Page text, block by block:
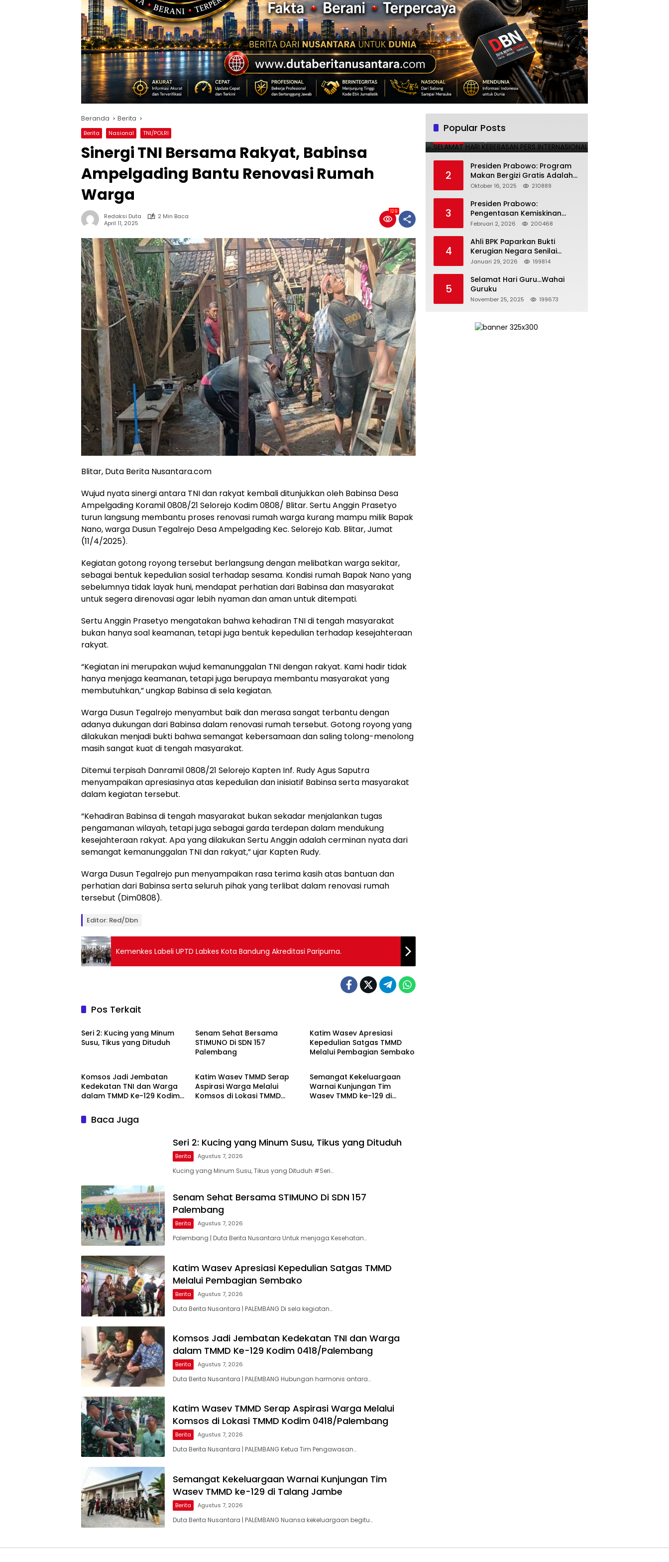
Beranda Berita
Berita Nasional TNI/POLRI
Sinergi TNI Bersama Rakyat, Babinsa
Ampelgading Bantu Renovasi Rumah
Warga
Redaksi Duta
2 Min Baca
April 11, 2025
129
Blitar, Duta Berita Nusantara.com
Wujud nyata sinergi antara TNI dan rakyat kembali ditunjukkan oleh Babinsa Desa
Ampelgading Koramil 0808/21 Selorejo Kodim 0808/ Blitar. Sertu Anggin Prasetyo
turun langsung membantu proses renovasi rumah warga kurang mampu milik Bapak
Nano, warga Dusun Tegalrejo Desa Ampelgading Kec. Selorejo Kab. Blitar, Jumat
(11/4/2025).
Kegiatan gotong royong tersebut berlangsung dengan melibatkan warga sekitar,
sebagai bentuk kepedulian sosial terhadap sesama. Kondisi rumah Bapak Nano yang
sebelumnya tidak layak huni, mendapat perhatian dari Babinsa dan masyarakat
untuk segera direnovasi agar lebih nyaman dan aman untuk ditempati.
Sertu Anggin Prasetyo mengatakan bahwa kehadiran TNI di tengah masyarakat
bukan hanya soal keamanan, tetapi juga bentuk kepedulian terhadap kesejahteraan
rakyat.
“Kegiatan ini merupakan wujud kemanunggalan TNI dengan rakyat. Kami hadir tidak
hanya menjaga keamanan, tetapi juga berupaya membantu masyarakat yang
membutuhkan,” ungkap Babinsa di sela kegiatan.
Warga Dusun Tegalrejo menyambut baik dan merasa sangat terbantu dengan
adanya dukungan dari Babinsa dalam renovasi rumah tersebut. Gotong royong yang
dilakukan menjadi bukti bahwa semangat kebersamaan dan saling tolong-menolong
masih sangat kuat di tengah masyarakat.
Ditemui terpisah Danramil 0808/21 Selorejo Kapten Inf. Rudy Agus Saputra
menyampaikan apresiasinya atas kepedulian dan inisiatif Babinsa serta masyarakat
dalam kegiatan tersebut.
“Kehadiran Babinsa di tengah masyarakat bukan sekadar menjalankan tugas
pengamanan wilayah, tetapi juga sebagai garda terdepan dalam mendukung
kesejahteraan rakyat. Apa yang dilakukan Sertu Anggin adalah cerminan nyata dari
semangat kemanunggalan TNI dan rakyat,” ujar Kapten Rudy.
Warga Dusun Tegalrejo pun menyampaikan rasa terima kasih atas bantuan dan
perhatian dari Babinsa serta seluruh pihak yang terlibat dalam renovasi rumah
tersebut (Dim0808).
Editor: Red/Dbn
Kemenkes Labeli UPTD Labkes Kota Bandung Akreditasi Paripurna.
Pos Terkait
Berita
Seri 2: Kucing yang Minum
Susu, Tikus yang Dituduh
Senam Sehat Bersama
STIMUNO Di SDN 157
Palembang
Katim Wasev Apresiasi
Kepedulian Satgas TMMD
Melalui Pembagian Sembako
Komsos Jadi Jembatan
Kedekatan TNI dan Warga
dalam TMMD Ke-129 Kodim
Berita
Katim Wasev TMMD Serap
Aspirasi Warga Melalui
Komsos di Lokasi TMMD
Berita
Semangat Kekeluargaan
Warnai Kunjungan Tim
Wasev TMMD ke-129 di
Baca Juga
Seri 2: Kucing yang Minum Susu, Tikus yang Dituduh
Berita Agustus 7, 2026
Kucing yang Minum Susu, Tikus yang Dituduh #Seri…
Senam Sehat Bersama STIMUNO Di SDN 157
Palembang
Berita Agustus 7, 2026
Palembang | Duta Berita Nusantara Untuk menjaga Kesehatan…
Katim Wasev Apresiasi Kepedulian Satgas TMMD
Melalui Pembagian Sembako
Berita Agustus 7, 2026
Duta Berita Nusantara | PALEMBANG Di sela kegiatan…
Komsos Jadi Jembatan Kedekatan TNI dan Warga
dalam TMMD Ke-129 Kodim 0418/Palembang
Berita Agustus 7, 2026
Duta Berita Nusantara | PALEMBANG Hubungan harmonis antara…
Katim Wasev TMMD Serap Aspirasi Warga Melalui
Komsos di Lokasi TMMD Kodim 0418/Palembang
Berita Agustus 7, 2026
Duta Berita Nusantara | PALEMBANG Ketua Tim Pengawasan…
Semangat Kekeluargaan Warnai Kunjungan Tim
Wasev TMMD ke-129 di Talang Jambe
Berita Agustus 7, 2026
Duta Berita Nusantara | PALEMBANG Nuansa kekeluargaan begitu…
Popular Posts
1
INTERNASIONAL
Mei 3, 2025 224691
2
Presiden Prabowo: Program
Makan Bergizi Gratis Adalah
Investasi untuk Masa Depan
Oktober 16, 2025 210889
3
Presiden Prabowo:
Pengentasan Kemiskinan
Butuh Persatuan dan
Bertanggung Jawab
Februari 2, 2026 200468
4
Ahli BPK Paparkan Bukti
Kerugian Negara Senilai
Rp285 Triliun dalam
Pertamina
Januari 29, 2026 199814
5
Selamat Hari Guru…Wahai
Guruku
November 25, 2025 199673